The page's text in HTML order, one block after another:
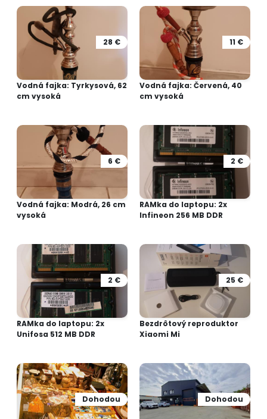
28 €
Vodná fajka: Tyrkysová, 62
cm vysoká
11 €
Vodná fajka: Červená, 40
cm vysoká
6 €
Vodná fajka: Modrá, 26 cm
vysoká
2 €
RAMka do laptopu: 2x
Infineon 256 MB DDR
2 €
RAMka do laptopu: 2x
Unifosa 512 MB DDR
25 €
Bezdrôtový reproduktor
Xiaomi Mi
Dohodou Dohodou